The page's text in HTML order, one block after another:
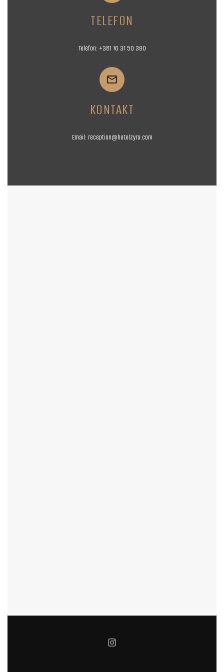
TELEFON
Telefon: +381 16 31 50 390


KONTAKT
Email: reception@hotelzyra.com